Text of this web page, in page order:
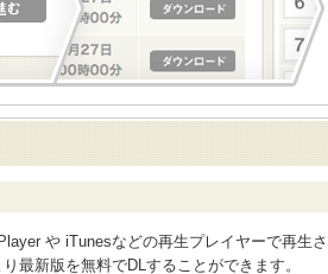
や iTunesなどの再生プレイヤーで再生さ
最新版を無料でDLすることができます。